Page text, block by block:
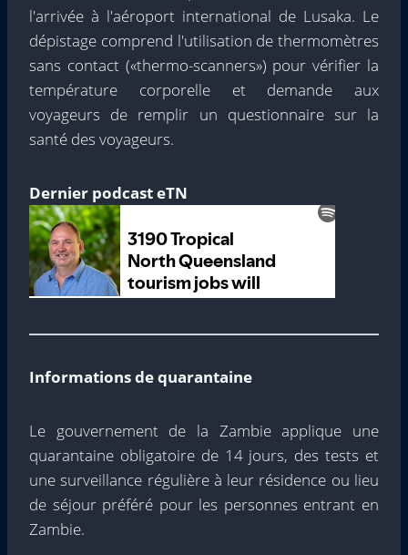
l'arrivée à l'aéroport international de Lusaka. Le
dépistage comprend l'utilisation de thermomètres
sans contact («thermo-scanners») pour vérifier la
température corporelle et demande aux
voyageurs de remplir un questionnaire sur la
santé des voyageurs.
Dernier podcast eTN
Informations de quarantaine
Le gouvernement de la Zambie applique une
quarantaine obligatoire de 14 jours, des tests et
une surveillance régulière à leur résidence ou lieu
de séjour préféré pour les personnes entrant en
Zambie.